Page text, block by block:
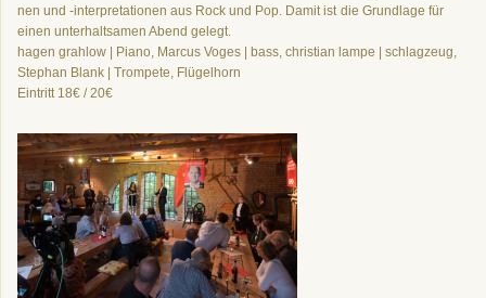
nen und -interpretationen aus Rock und Pop. Damit ist die Grundlage für
einen unterhaltsamen Abend gelegt.
hagen grahlow | Piano, Marcus Voges | bass, christian lampe | schlagzeug,
Stephan Blank | Trompete, Flügelhorn
Eintritt 18€ / 20€